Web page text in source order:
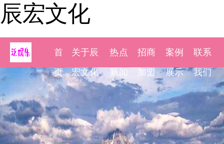
辰宏文化
首
页
关于辰
宏文化
热点
新闻
招商
加盟
案例
展示
联系
我们